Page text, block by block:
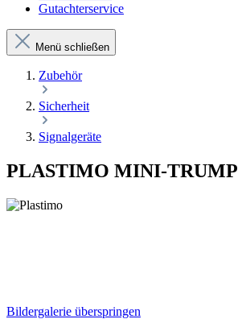
Gutachterservice
Menü schließen
Zubehör
Sicherheit
Signalgeräte
PLASTIMO MINI-TRUMP
Bildergalerie überspringen